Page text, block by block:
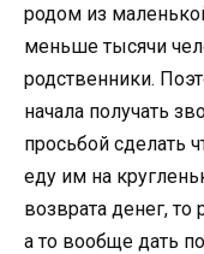
родом из
меньше тысячи
родственники.
начала получать
просьбой сделать
еду им на
возврата денег,
а то вообще дать